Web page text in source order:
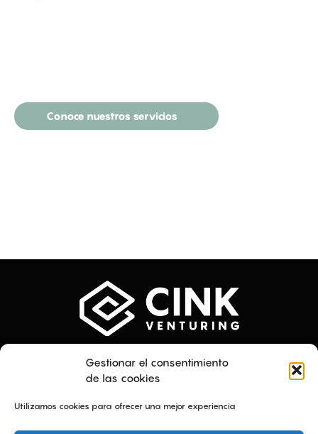
Gestionar el consentimiento
de las cookies
Utilizamos cookies para ofrecer una mejor experiencia
Conoce nuestros servicios
Plan de Igualdad
Aviso Legal
Política de cookies